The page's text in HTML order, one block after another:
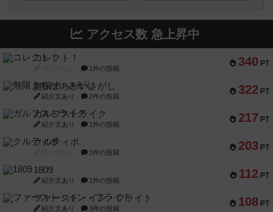
アクセス数 急上昇中
340 PT
コレクト！
1件の投稿
322 PT
無限まちがいさがし
紹介文あり 2件の投稿
217 PT
ガルフストライク
紹介文あり 1件の投稿
203 PT
クルティボ
1件の投稿
112 PT
1809
紹介文あり 1件の投稿
108 PT
ファースト・イン・フライト
紹介文あり 3件の投稿